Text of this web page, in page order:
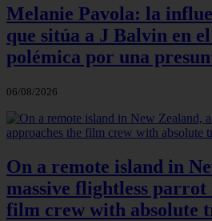
Melanie Pavola: la
que sitúa a J Balvin en
polémica por una
06/08/2026
On a remote island in
massive flightless parrot
film crew with absolute